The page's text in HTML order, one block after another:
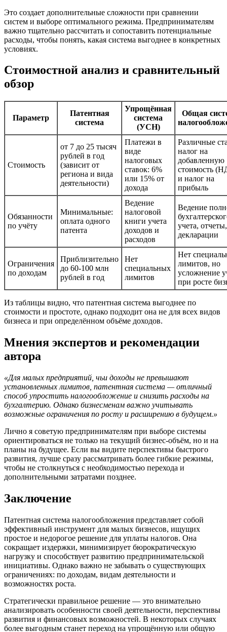
Это создает дополнительные сложности при сравнении
систем и выборе оптимального режима. Предпринимателям
важно тщательно рассчитать и сопоставить потенциальные
расходы, чтобы понять, какая система выгоднее в конкретных
условиях.
Стоимостной анализ и сравнительный
обзор
Параметр
Патентная
система
Упрощённая
система
(УСН)
Общая
Стоимость
от 7 до 25 тысяч
рублей в год
(зависит от
региона и вида
деятельности)
Платежи в
виде
налоговых
ставок: 6%
или 15% от
дохода
Различные
налог на
добавленную
стоимость
и налог на
прибыль
Обязанности
по учёту
Минимальные:
оплата одного
патента
Ведение
налоговой
книги учета
доходов и
расходов
Ведение
учета, отчеты,
декларации
Ограничения
по доходам
Приблизительно
до 60-100 млн
рублей в год
Нет
специальных
лимитов
Нет
лимитов, но
усложнение
при росте
Из таблицы видно, что патентная система выгоднее по
стоимости и простоте, однако подходит она не для всех видов
бизнеса и при определённом объёме доходов.
Мнения экспертов и рекомендации
автора
«Для малых предприятий, чьи доходы не превышают
установленных лимитов, патентная система — отличный
способ упростить налогообложение и снизить расходы на
бухгалтерию. Однако бизнесменам важно учитывать
возможные ограничения по росту и расширению в будущем.»
Лично я советую предпринимателям при выборе системы
ориентироваться не только на текущий бизнес-объём, но и на
планы на будущее. Если вы видите перспективы быстрого
развития, лучше сразу рассматривать более гибкие режимы,
чтобы не столкнуться с необходимостью перехода и
дополнительными затратами позднее.
Заключение
Патентная система налогообложения представляет собой
эффективный инструмент для малых бизнесов, ищущих
простое и недорогое решение для уплаты налогов. Она
сокращает издержки, минимизирует бюрократическую
нагрузку и способствует развитию предпринимательской
инициативы. Однако важно не забывать о существующих
ограничениях: по доходам, видам деятельности и
возможностях роста.
Стратегически правильное решение — это внимательно
анализировать особенности своей деятельности, перспективы
развития и финансовых возможностей. В некоторых случаях
более выгодным станет переход на упрощённую или общую